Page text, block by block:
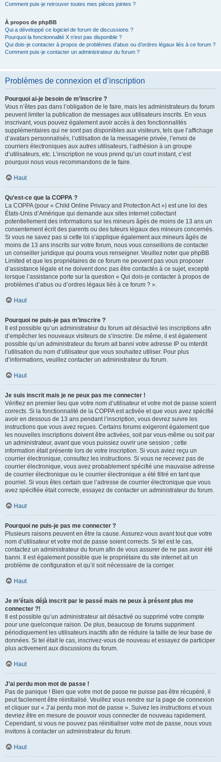
Comment puis-je retrouver toutes mes pièces jointes ?
À propos de phpBB
Qui a développé ce logiciel de forum de discussions ?
Pourquoi la fonctionnalité X n’est pas disponible ?
Qui dois-je contacter à propos de problèmes d’abus ou d’ordres légaux liés à ce forum ?
Comment puis-je contacter un administrateur du forum ?
Problèmes de connexion et d’inscription
Pourquoi ai-je besoin de m’inscrire ?
Vous n’êtes pas dans l’obligation de le faire, mais les administrateurs du forum
peuvent limiter la publication de messages aux utilisateurs inscrits. En vous
inscrivant, vous pouvez également avoir accès à des fonctionnalités
supplémentaires qui ne sont pas disponibles aux visiteurs, tels que l’affichage
d’avatars personnalisés, l’utilisation de la messagerie privée, l’envoi de
courriers électroniques aux autres utilisateurs, l’adhésion à un groupe
d’utilisateurs, etc. L’inscription ne vous prend qu’un court instant, c’est
pourquoi nous vous recommandons de le faire.
Haut
Qu’est-ce que la COPPA ?
La COPPA (pour « Child Online Privacy and Protection Act ») est une loi des
États-Unis d’Amérique qui demande aux sites internet collectant
potentiellement des informations sur les mineurs âgés de moins de 13 ans un
consentement écrit des parents ou des tuteurs légaux des mineurs concernés.
Si vous ne savez pas si cette loi s’applique également aux mineurs âgés de
moins de 13 ans inscrits sur votre forum, nous vous conseillons de contacter
un conseiller juridique qui pourra vous renseigner. Veuillez noter que phpBB
Limited et que les propriétaires de ce forum ne peuvent pas vous proposer
d’assistance légale et ne doivent donc pas être contactés à ce sujet, excepté
lorsque l’assistance porte sur la question « Qui dois-je contacter à propos de
problèmes d’abus ou d’ordres légaux liés à ce forum ? ».
Haut
Pourquoi ne puis-je pas m’inscrire ?
Il est possible qu’un administrateur du forum ait désactivé les inscriptions afin
d’empêcher les nouveaux visiteurs de s’inscrire. De même, il est également
possible qu’un administrateur du forum ait banni votre adresse IP ou interdit
l’utilisation du nom d’utilisateur que vous souhaitez utiliser. Pour plus
d’informations, veuillez contacter un administrateur du forum.
Haut
Je suis inscrit mais je ne peux pas me connecter !
Vérifiez en premier lieu que votre nom d’utilisateur et votre mot de passe soient
corrects. Si la fonctionnalité de la COPPA est activée et que vous avez spécifié
avoir en dessous de 13 ans pendant l’inscription, vous devrez suivre les
instructions que vous avez reçues. Certains forums exigeront également que
les nouvelles inscriptions doivent être activées, soit par vous-même ou soit par
un administrateur, avant que vous puissiez ouvrir une session ; cette
information était présente lors de votre inscription. Si vous aviez reçu un
courrier électronique, consultez les instructions. Si vous ne recevez pas de
courrier électronique, vous avez probablement spécifié une mauvaise adresse
de courrier électronique ou le courrier électronique a été filtré en tant que
pourriel. Si vous êtes certain que l’adresse de courrier électronique que vous
avez spécifiée était correcte, essayez de contacter un administrateur du forum.
Haut
Pourquoi ne puis-je pas me connecter ?
Plusieurs raisons peuvent en être la cause. Assurez-vous avant tout que votre
nom d’utilisateur et votre mot de passe soient corrects. Si tel est le cas,
contactez un administrateur du forum afin de vous assurer de ne pas avoir été
banni. Il est également possible que le propriétaire du site internet ait un
problème de configuration et qu’il soit nécessaire de la corriger.
Haut
Je m’étais déjà inscrit par le passé mais ne peux à présent plus me
connecter ?!
Il est possible qu’un administrateur ait désactivé ou supprimé votre compte
pour une quelconque raison. De plus, beaucoup de forums suppriment
périodiquement les utilisateurs inactifs afin de réduire la taille de leur base de
données. Si tel était le cas, inscrivez-vous de nouveau et essayez de participer
plus activement aux discussions du forum.
Haut
J’ai perdu mon mot de passe !
Pas de panique ! Bien que votre mot de passe ne puisse pas être récupéré, il
peut facilement être réinitialisé. Veuillez vous rendre sur la page de connexion
et cliquer sur « J’ai perdu mon mot de passe ». Suivez les instructions et vous
devriez être en mesure de pouvoir vous connecter de nouveau rapidement.
Cependant, si vous ne pouvez pas réinitialiser votre mot de passe, nous vous
invitons à contacter un administrateur du forum.
Haut